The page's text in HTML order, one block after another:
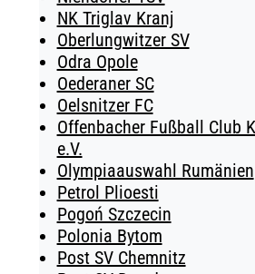
NK Triglav Kranj
Oberlungwitzer SV
Odra Opole
Oederaner SC
Oelsnitzer FC
Offenbacher Fußball Club
e.V.
Olympiaauswahl Rumänien
Petrol Plioesti
Pogoń Szczecin
Polonia Bytom
Post SV Chemnitz